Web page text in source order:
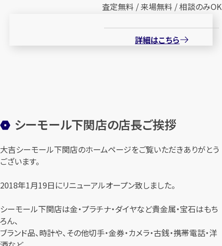
査定無料 / 来場無料 / 相談のみOK
詳細はこちら
シーモール下関店の店長ご挨拶
大吉シーモール下関店のホームページをご覧いただきありがとう
ございます。
2018年1月19日にリニューアルオープン致しました。
シーモール下関店は金・プラチナ・ダイヤなど貴金属・宝石はもち
ろん、
ブランド品、時計や、その他切手・金券・カメラ・古銭・携帯電話・洋